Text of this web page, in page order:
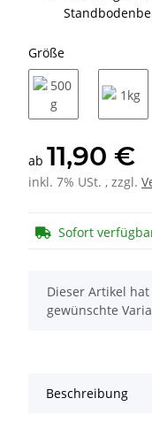
Größe
ab 11,90 €
inkl. 7% USt. , zzgl.
Sofort
x
Dieser Artikel
gewünschte
Beschreibung